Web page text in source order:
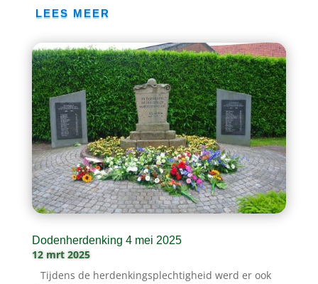
LEES MEER
Dodenherdenking 4 mei 2025
12 mrt 2025
Tijdens de herdenkingsplechtigheid werd er ook